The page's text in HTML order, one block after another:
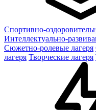
Спортивно-
Интеллектуально-
Сюжетно-ролевые лагеря
лагеря Творческие лагеря